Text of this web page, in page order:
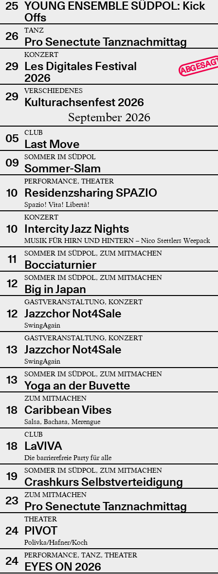
25 YOUNG ENSEMBLE SÜDPOL: Kick
Offs
26
TANZ
Pro Senectute Tanznachmittag
29
KONZERT
Les Digitales Festival
2026
29 VERSCHIEDENES
Kulturachsenfest 2026
September 2026
05 CLUB
Last Move
09
SOMMER IM SÜDPOL
Sommer-Slam
10
PERFORMANCE, THEATER
Residenzsharing SPAZIO
Spazio! Vita! Libertà!
10
KONZERT
Intercity Jazz Nights
MUSIK FÜR HIRN UND HINTERN – Nico Stettlers Weepack
11 SOMMER IM SÜDPOL, ZUM MITMACHEN
Bocciaturnier
12
SOMMER IM SÜDPOL, ZUM MITMACHEN
Big in Japan
12
GASTVERANSTALTUNG, KONZERT
Jazzchor Not4Sale
SwingAgain
13
GASTVERANSTALTUNG, KONZERT
Jazzchor Not4Sale
SwingAgain
13 SOMMER IM SÜDPOL, ZUM MITMACHEN
Yoga an der Buvette
18
ZUM MITMACHEN
Caribbean Vibes
Salsa, Bachata, Merengue
18
CLUB
LaVIVA
Die barrierefreie Party für alle
19 SOMMER IM SÜDPOL, ZUM MITMACHEN
Crashkurs Selbstverteidigung
23
ZUM MITMACHEN
Pro Senectute Tanznachmittag
24
THEATER
PIVOT
Polivka/Hafner/Koch
24 PERFORMANCE, TANZ, THEATER
EYES ON 2026